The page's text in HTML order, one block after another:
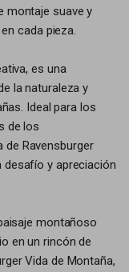
montaje suave y
cada pieza.
es una
la naturaleza y
Ideal para los
de los
de Ravensburger
desafío y apreciación
montañoso
en un rincón de
Vida de Montaña,